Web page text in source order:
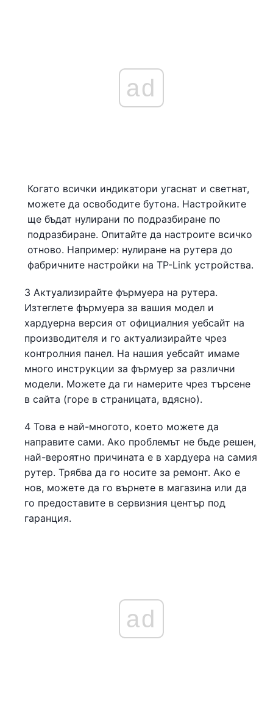
ad
Когато всички индикатори угаснат и светнат,
можете да освободите бутона. Настройките
ще бъдат нулирани по подразбиране по
подразбиране. Опитайте да настроите всичко
отново. Например: нулиране на рутера до
фабричните настройки на TP-Link устройства.
3 Актуализирайте фърмуера на рутера.
Изтеглете фърмуера за вашия модел и
хардуерна версия от официалния уебсайт на
производителя и го актуализирайте чрез
контролния панел. На нашия уебсайт имаме
много инструкции за фърмуер за различни
модели. Можете да ги намерите чрез търсене
в сайта (горе в страницата, вдясно).
4 Това е най-многото, което можете да
направите сами. Ако проблемът не бъде решен,
най-вероятно причината е в хардуера на самия
рутер. Трябва да го носите за ремонт. Ако е
нов, можете да го върнете в магазина или да
го предоставите в сервизния център под
гаранция.
ad